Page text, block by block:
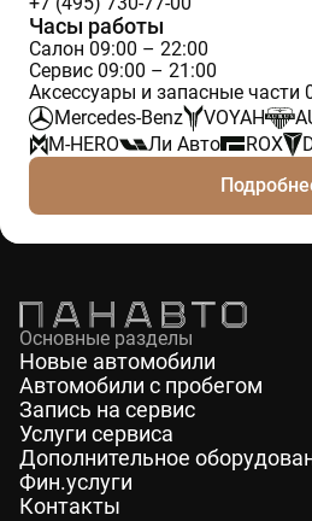
Часы работы
Салон 09:00 – 22:00
Сервис 09:00 – 21:00
Аксессуары и запасные части
Mercedes-Benz
VOYAH
M-HERO
Ли Авто ROX
Основные разделы
Новые автомобили
Автомобили с пробегом
Запись на сервис
Услуги сервиса
Дополнительное
Фин.услуги
Контакты